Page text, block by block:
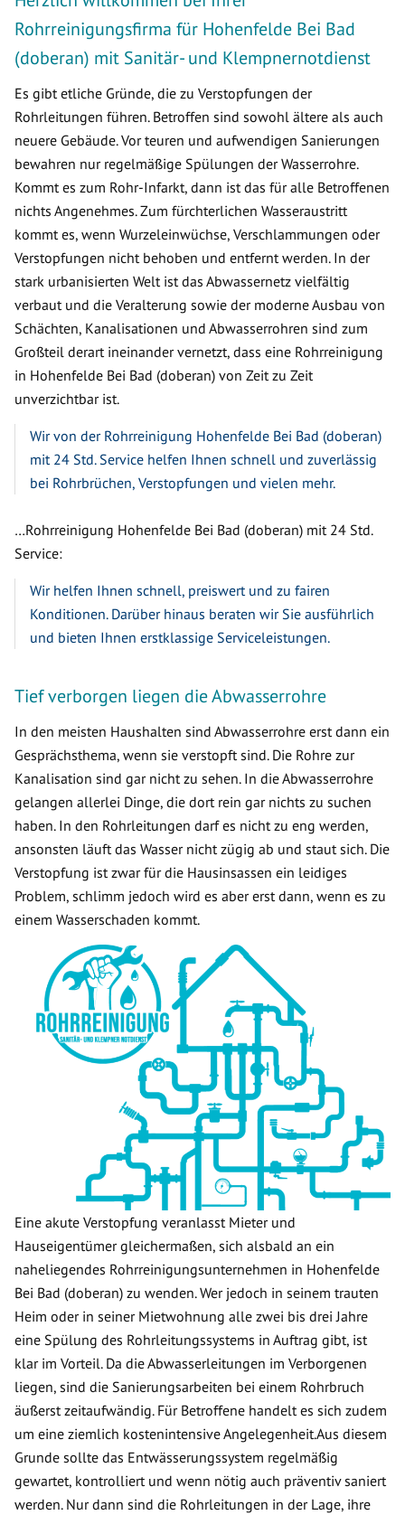
Rohrreinigungsfirma für Hohenfelde Bei Bad
(doberan) mit Sanitär- und Klempnernotdienst
Es gibt etliche Gründe, die zu Verstopfungen der
Rohrleitungen führen. Betroffen sind sowohl ältere als auch
neuere Gebäude. Vor teuren und aufwendigen Sanierungen
bewahren nur regelmäßige Spülungen der Wasserrohre.
Kommt es zum Rohr-Infarkt, dann ist das für alle Betroffenen
nichts Angenehmes. Zum fürchterlichen Wasseraustritt
kommt es, wenn Wurzeleinwüchse, Verschlammungen oder
Verstopfungen nicht behoben und entfernt werden. In der
stark urbanisierten Welt ist das Abwassernetz vielfältig
verbaut und die Veralterung sowie der moderne Ausbau von
Schächten, Kanalisationen und Abwasserrohren sind zum
Großteil derart ineinander vernetzt, dass eine Rohrreinigung
in Hohenfelde Bei Bad (doberan) von Zeit zu Zeit
unverzichtbar ist.
Wir von der Rohrreinigung Hohenfelde Bei Bad (doberan)
mit 24 Std. Service helfen Ihnen schnell und zuverlässig
bei Rohrbrüchen, Verstopfungen und vielen mehr.
…Rohrreinigung Hohenfelde Bei Bad (doberan) mit 24 Std.
Service:
Wir helfen Ihnen schnell, preiswert und zu fairen
Konditionen. Darüber hinaus beraten wir Sie ausführlich
und bieten Ihnen erstklassige Serviceleistungen.
Tief verborgen liegen die Abwasserrohre
In den meisten Haushalten sind Abwasserrohre erst dann ein
Gesprächsthema, wenn sie verstopft sind. Die Rohre zur
Kanalisation sind gar nicht zu sehen. In die Abwasserrohre
gelangen allerlei Dinge, die dort rein gar nichts zu suchen
haben. In den Rohrleitungen darf es nicht zu eng werden,
ansonsten läuft das Wasser nicht zügig ab und staut sich. Die
Verstopfung ist zwar für die Hausinsassen ein leidiges
Problem, schlimm jedoch wird es aber erst dann, wenn es zu
einem Wasserschaden kommt.
Eine akute Verstopfung veranlasst Mieter und
Hauseigentümer gleichermaßen, sich alsbald an ein
naheliegendes Rohrreinigungsunternehmen in Hohenfelde
Bei Bad (doberan) zu wenden. Wer jedoch in seinem trauten
Heim oder in seiner Mietwohnung alle zwei bis drei Jahre
eine Spülung des Rohrleitungssystems in Auftrag gibt, ist
klar im Vorteil. Da die Abwasserleitungen im Verborgenen
liegen, sind die Sanierungsarbeiten bei einem Rohrbruch
äußerst zeitaufwändig. Für Betroffene handelt es sich zudem
um eine ziemlich kostenintensive Angelegenheit.Aus diesem
Grunde sollte das Entwässerungssystem regelmäßig
gewartet, kontrolliert und wenn nötig auch präventiv saniert
werden. Nur dann sind die Rohrleitungen in der Lage, ihre